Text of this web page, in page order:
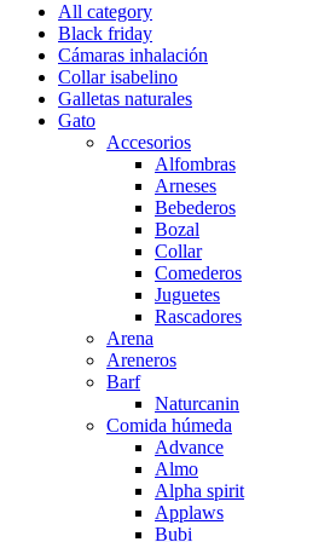
All category
Black friday
Cámaras inhalación
Collar isabelino
Galletas naturales
Gato
Accesorios
Alfombras
Arneses
Bebederos
Bozal
Collar
Comederos
Juguetes
Rascadores
Arena
Areneros
Barf
Naturcanin
Comida húmeda
Advance
Almo
Alpha spirit
Applaws
Bubi